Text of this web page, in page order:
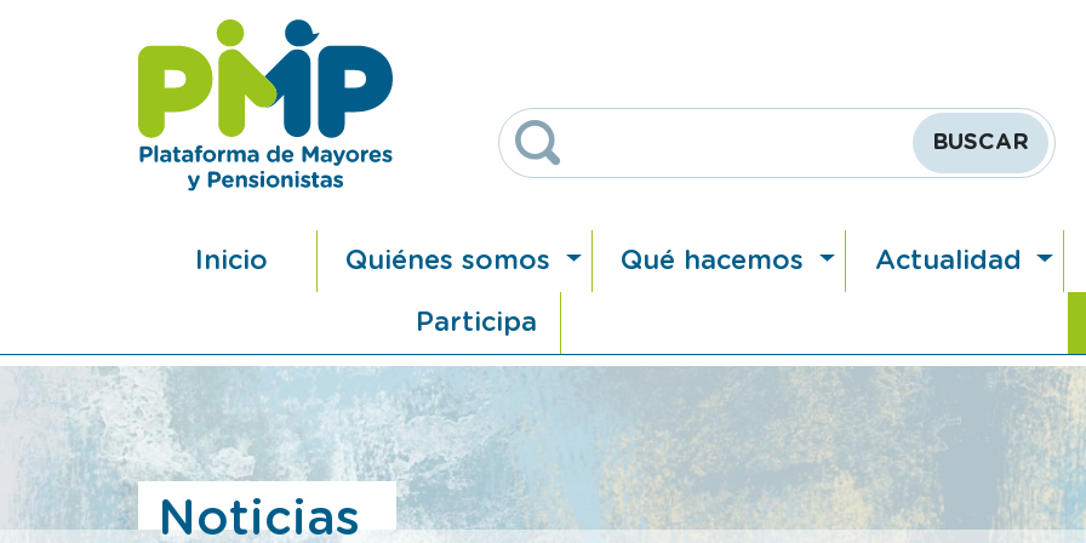
Navegación principal
Inicio Quiénes somos Qué hacemos Actualidad
Participa
Noticias